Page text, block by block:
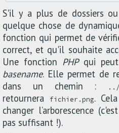
S'il y a plus de dossiers
quelque chose de
fonction qui permet de
correct, et qu'il souhaite
Une fonction PHPqui
basename. Elle permet de
dans un chemin :
../
retournera fichier.png.
changer l’arborescence
pas suffisant !).